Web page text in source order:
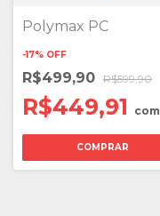
Polymax PC
-17% OFF
R$499,90 R$599,90
R$449,91 com
COMPRAR